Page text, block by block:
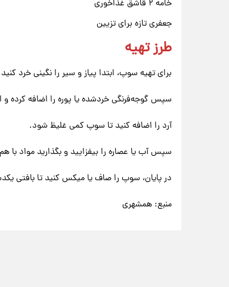
خامه ۲ قاشق غذاخوری
جعفری تازه برای تزیین
طرز تهیه
برای تهیه سوپ، ابتدا پیاز و سیر را نگینی خرد
سپس گوجه‌فرنگی خردشده یا پوره را اضافه کرده و
آرد را اضافه کنید تا سوپ کمی غلیظ شود.
سپس آب یا عصاره را بیفزایید و بگذارید مواد با
در پایان، سوپ را صاف یا میکس کنید تا بافتی
منبع: همشهری